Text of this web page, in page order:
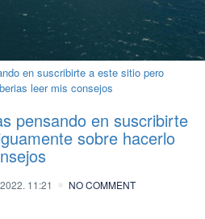
pensando en suscribirte
sobre hacerlo
11:21 NO COMMENT